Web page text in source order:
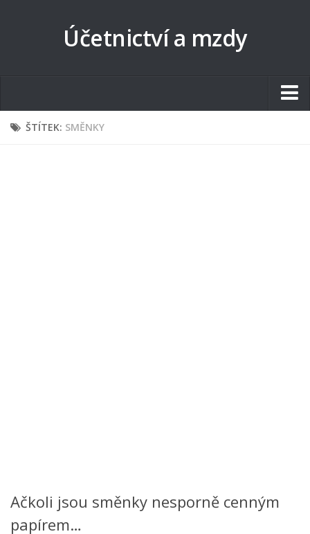
Účetnictví a mzdy
Studentské.cz
Management
Marketing
ŠTÍTEK: SMĚNKY
Ačkoli jsou směnky nesporně cenným
papírem…